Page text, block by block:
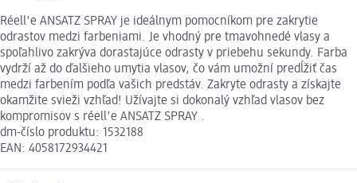
Réell'e ANSATZ SPRAY je ideálnym pomocníkom pre zakrytie
odrastov medzi farbeniami. Je vhodný pre tmavohnedé vlasy a
spoľahlivo zakrýva dorastajúce odrasty v priebehu sekundy. Farba
vydrží až do ďalšieho umytia vlasov, čo vám umožní predĺžiť čas
medzi farbením podľa vašich predstáv. Zakryte odrasty a získajte
okamžite svieži vzhľad! Užívajte si dokonalý vzhľad vlasov bez
kompromisov s réell'e ANSATZ SPRAY .
dm-číslo produktu: 1532188
EAN: 4058172934421